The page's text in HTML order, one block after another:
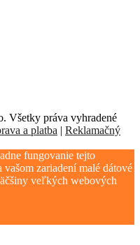
Všetky práva vyhradené
a platba | Reklamačný
fungovanie tejto
zariadení malé dátové
veľkých webových